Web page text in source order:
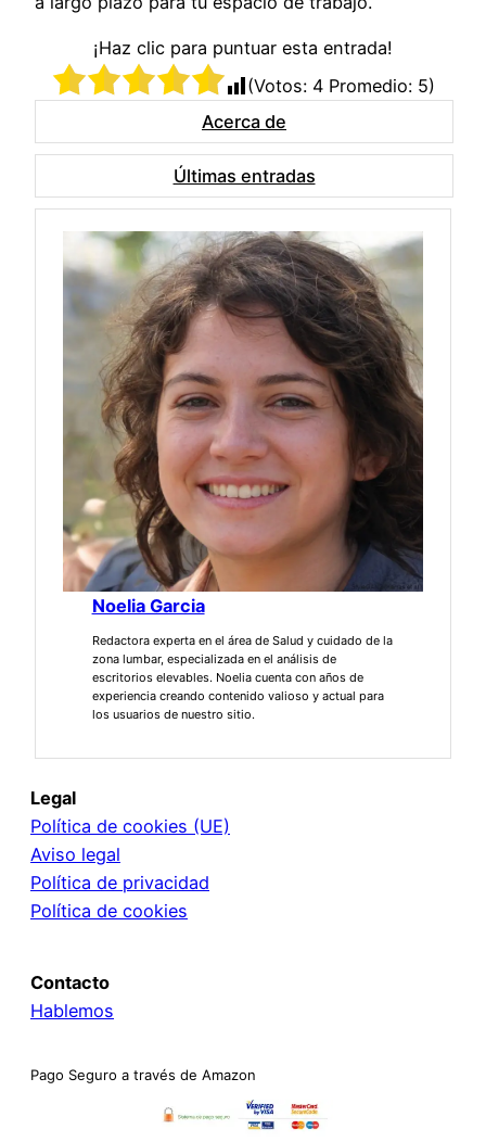
¡Haz clic para puntuar esta entrada!
(Votos: 4Promedio: 5)
Acerca de
Últimas entradas
Noelia Garcia
Redactora experta en el área de Salud y cuidado de la
zona lumbar, especializada en el análisis de
escritorios elevables. Noelia cuenta con años de
experiencia creando contenido valioso y actual para
los usuarios de nuestro sitio.
Legal
Política de cookies (UE)
Aviso legal
Política de privacidad
Política de cookies
Contacto
Hablemos
Pago Seguro a través de Amazon